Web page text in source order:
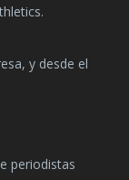
y desde el
periodistas